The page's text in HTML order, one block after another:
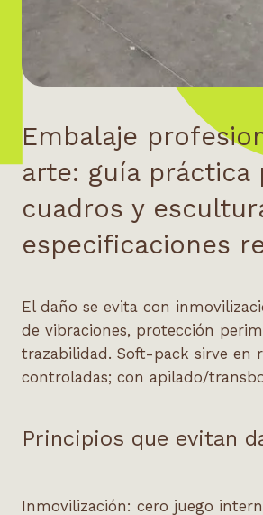
Embalaje
arte: guía práctica
cuadros y
especificaciones
El daño se evita con
de vibraciones, protección
trazabilidad. Soft-pack sirve en
controladas; con apilado/
Principios que evitan
Inmovilización: cero juego